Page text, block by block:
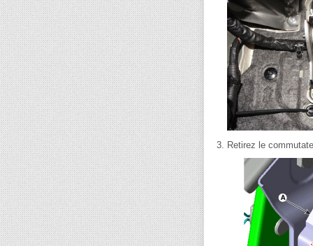
3. Retirez le